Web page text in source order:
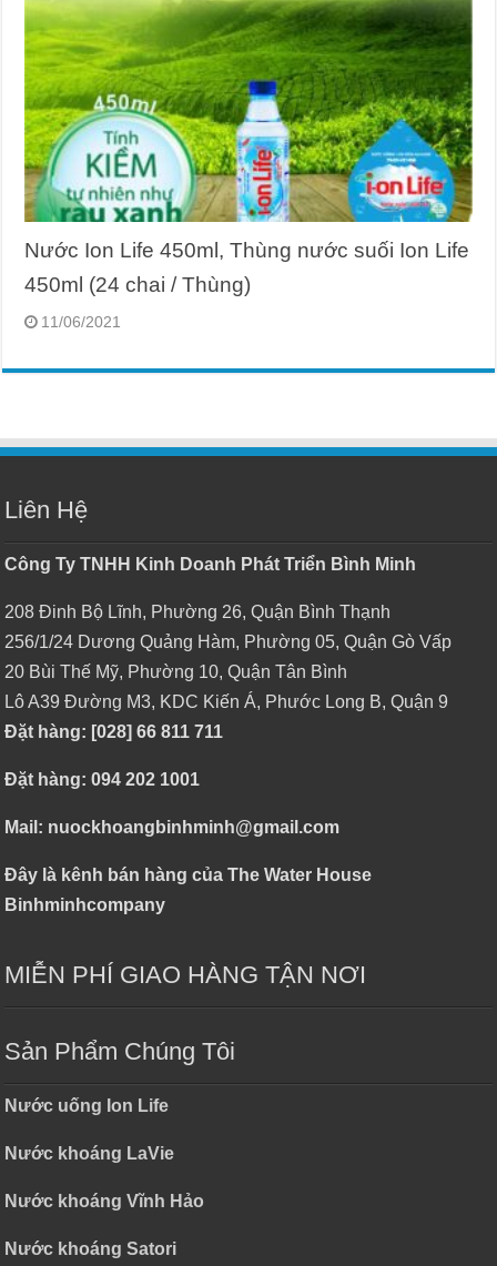
Nước Ion Life 450ml, Thùng nước suối Ion Life
450ml (24 chai / Thùng)
11/06/2021
Liên Hệ
Công Ty TNHH Kinh Doanh Phát Triển Bình Minh
208 Đinh Bộ Lĩnh, Phường 26, Quận Bình Thạnh
256/1/24 Dương Quảng Hàm, Phường 05, Quận Gò Vấp
20 Bùi Thế Mỹ, Phường 10, Quận Tân Bình
Lô A39 Đường M3, KDC Kiến Á, Phước Long B, Quận 9
Đặt hàng: [028] 66 811 711
Đặt hàng: 094 202 1001
Mail: nuockhoangbinhminh@gmail.com
Đây là kênh bán hàng của The Water House
Binhminhcompany
MIỄN PHÍ GIAO HÀNG TẬN NƠI
Sản Phẩm Chúng Tôi
Nước uống Ion Life
Nước khoáng LaVie
Nước khoáng Vĩnh Hảo
Nước khoáng Satori